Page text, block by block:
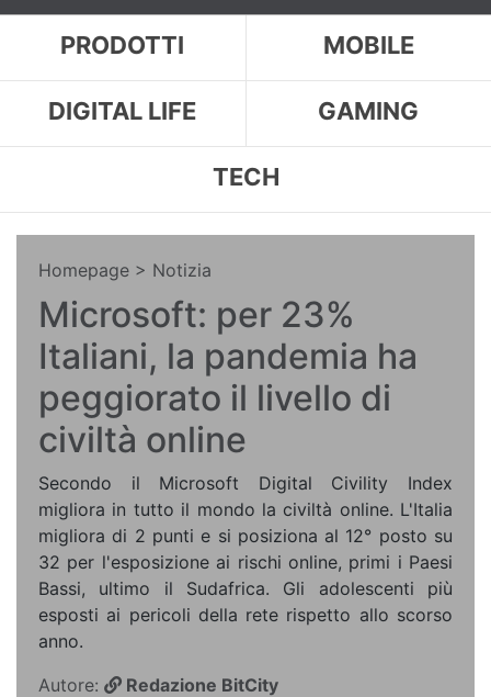
PRODOTTI MOBILE
DIGITAL LIFE GAMING
TECH
Homepage > Notizia
Microsoft: per 23%
Italiani, la pandemia ha
peggiorato il livello di
civiltà online
Secondo il Microsoft Digital Civility Index
migliora in tutto il mondo la civiltà online. L'Italia
migliora di 2 punti e si posiziona al 12° posto su
32 per l'esposizione ai rischi online, primi i Paesi
Bassi, ultimo il Sudafrica. Gli adolescenti più
esposti ai pericoli della rete rispetto allo scorso
anno.
Autore:
Redazione BitCity